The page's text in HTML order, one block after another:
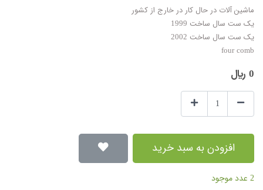
ماشین آلات در حال کار در خارج از کشور
یک ست سال ساخت 1999
یک ست سال ساخت 2002
four comb
0 ﷼
افزودن به سبد خرید
2 عدد موجود